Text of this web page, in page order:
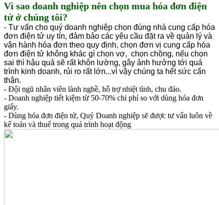
Vì sao doanh nghiệp nên chọn mua hóa đơn điện
tử ở chúng tôi?
- Tư vấn cho quý doanh nghiệp chọn đúng nhà cung cấp hóa
đơn điện tử uy tín, đảm bảo các yêu cầu đặt ra về quản lý và
vận hành hóa đơn theo quy định, chọn đơn vị cung cấp hóa
đơn điện tử không khác gì chọn vợ, chọn chồng, nếu chọn
sai thì hậu quả sẽ rất khôn lường, gây ảnh hưởng tới quá
trình kinh doanh, rủi ro rất lớn...vì vậy chúng ta hết sức cẩn
thận.
- Đội ngũ nhân viên lành nghề, hỗ trợ nhiệt tình, chu đáo.
- Doanh nghiệp tiết kiệm từ 50-70% chi phí so với dùng hóa đơn
giấy.
- Dùng hóa đơn điện tử, Quý Doanh nghiệp sẽ được tư vấn luôn về
kế toán và thuế trong quá trình hoạt động